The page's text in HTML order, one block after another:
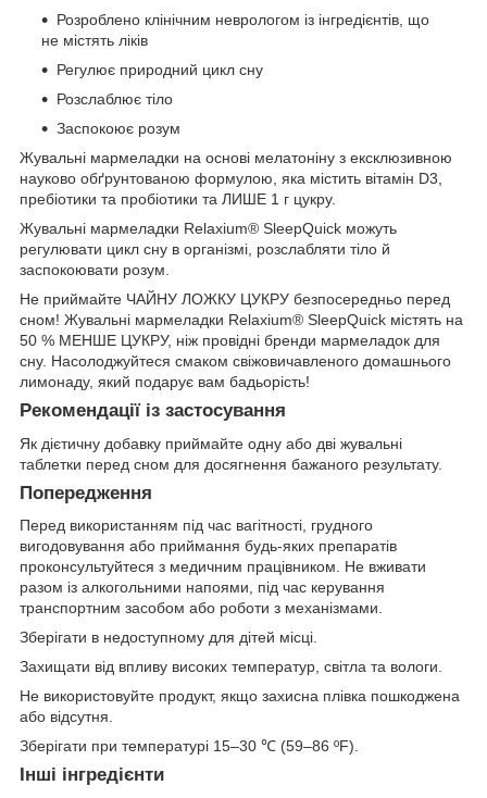
Розроблено клінічним неврологом із інгредієнтів, що
не містять ліків
Регулює природний цикл сну
Розслаблює тіло
Заспокоює розум
Жувальні мармеладки на основі мелатоніну з ексклюзивною
науково обґрунтованою формулою, яка містить вітамін D3,
пребіотики та пробіотики та ЛИШЕ 1 г цукру.
Жувальні мармеладки Relaxium® SleepQuick можуть
регулювати цикл сну в організмі, розслабляти тіло й
заспокоювати розум.
Не приймайте ЧАЙНУ ЛОЖКУ ЦУКРУ безпосередньо перед
сном! Жувальні мармеладки Relaxium® SleepQuick містять на
50 % МЕНШЕ ЦУКРУ, ніж провідні бренди мармеладок для
сну. Насолоджуйтеся смаком свіжовичавленого домашнього
лимонаду, який подарує вам бадьорість!
Рекомендації із застосування
Як дієтичну добавку приймайте одну або дві жувальні
таблетки перед сном для досягнення бажаного результату.
Попередження
Перед використанням під час вагітності, грудного
вигодовування або приймання будь-яких препаратів
проконсультуйтеся з медичним працівником. Не вживати
разом із алкогольними напоями, під час керування
транспортним засобом або роботи з механізмами.
Зберігати в недоступному для дітей місці.
Захищати від впливу високих температур, світла та вологи.
Не використовуйте продукт, якщо захисна плівка пошкоджена
або відсутня.
Зберігати при температурі 15–30 ℃ (59–86 ºF).
Інші інгредієнти